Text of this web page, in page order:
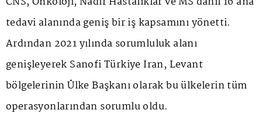
tedavi alanında geniş bir iş kapsamını yönetti.
Ardından 2021 yılında sorumluluk alanı
genişleyerek Sanofi Türkiye İran, Levant
bölgelerinin Ülke Başkanı olarak bu ülkelerin tüm
operasyonlarından sorumlu oldu.